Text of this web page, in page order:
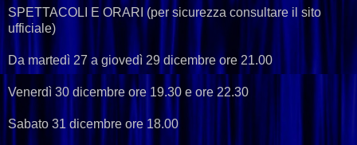
SPETTACOLI E ORARI (per sicurezza consultare il sito
ufficiale)
Da martedì 27 a giovedì 29 dicembre ore 21.00
Venerdì 30 dicembre ore 19.30 e ore 22.30
Sabato 31 dicembre ore 18.00